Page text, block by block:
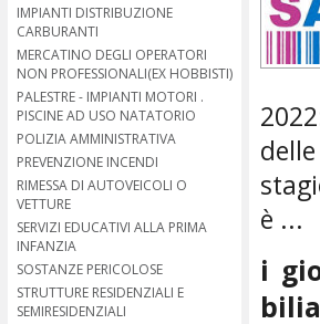
IMPIANTI DISTRIBUZIONE
CARBURANTI
MERCATINO DEGLI OPERATORI
NON PROFESSIONALI(EX HOBBISTI)
PALESTRE - IMPIANTI MOTORI .
PISCINE AD USO NATATORIO
POLIZIA AMMINISTRATIVA
PREVENZIONE INCENDI
RIMESSA DI AUTOVEICOLI O
VETTURE
SERVIZI EDUCATIVI ALLA PRIMA
INFANZIA
SOSTANZE PERICOLOSE
STRUTTURE RESIDENZIALI E
SEMIRESIDENZIALI
è ...
i